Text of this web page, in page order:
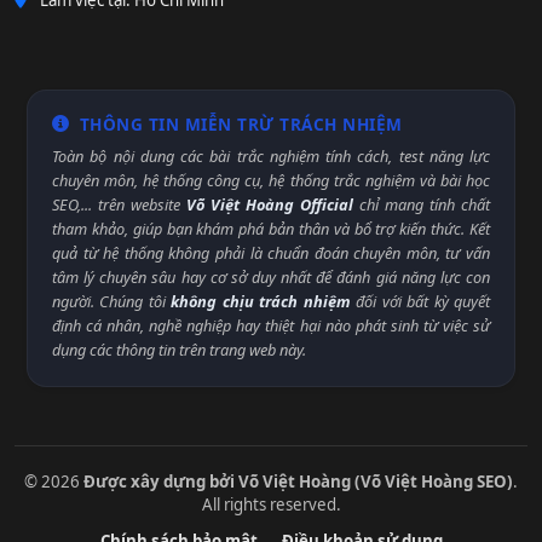
THÔNG TIN MIỄN TRỪ TRÁCH NHIỆM
Toàn bộ nội dung các bài trắc nghiệm tính cách, test năng lực
chuyên môn, hệ thống công cụ, hệ thống trắc nghiệm và bài học
SEO,... trên website Võ Việt Hoàng Official chỉ mang tính chất
tham khảo, giúp bạn khám phá bản thân và bổ trợ kiến thức. Kết
quả từ hệ thống không phải là chuẩn đoán chuyên môn, tư vấn
tâm lý chuyên sâu hay cơ sở duy nhất để đánh giá năng lực con
người. Chúng tôikhông chịu trách nhiệm đối với bất kỳ quyết
định cá nhân, nghề nghiệp hay thiệt hại nào phát sinh từ việc sử
dụng các thông tin trên trang web này.
© 2026 Được xây dựng bởi Võ Việt Hoàng (Võ Việt Hoàng SEO).
All rights reserved.